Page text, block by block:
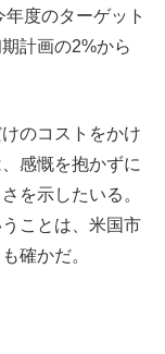
年度のターゲット
計画の2%から
のコストをかけ
感慨を抱かずに
を示したいる。
ことは、米国市
確かだ。